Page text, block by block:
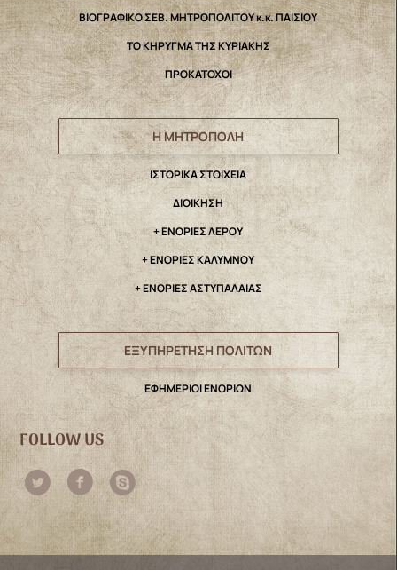
ΒΙΟΓΡΑΦΙΚΟ ΣΕΒ. ΜΗΤΡΟΠΟΛΙΤΟΥ κ.κ. ΠΑΙΣΙΟΥ
ΤΟ ΚΗΡΥΓΜΑ ΤΗΣ ΚΥΡΙΑΚΗΣ
ΠΡΟΚΑΤΟΧΟΙ
Η ΜΗΤΡΟΠΟΛΗ
IΣΤΟΡΙΚΑ ΣΤΟΙΧΕΙΑ
ΔΙΟΙΚΗΣΗ
+ ΕΝΟΡΙΕΣ ΛΕΡΟΥ
+ ΕΝΟΡΙΕΣ ΚΑΛΥΜΝΟΥ
+ ΕΝΟΡΙΕΣ ΑΣΤΥΠΑΛΑΙΑΣ
ΕΞΥΠΗΡΕΤΗΣΗ ΠΟΛΙΤΩΝ
ΕΦΗΜΕΡΙΟΙ ΕΝΟΡΙΩΝ
FOLLOW US